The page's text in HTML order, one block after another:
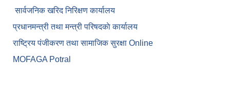
सार्वजनिक खरिद निरिक्षण कार्यालय
प्रधानमन्त्री तथा मन्त्री परिषदकाे कार्यालय
राष्ट्रिय पंजीकरण तथा सामाजिक सुरक्षा Online
MOFAGA Potral